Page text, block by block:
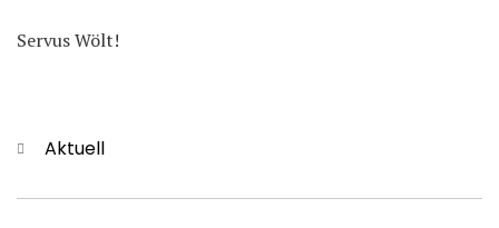
Servus Wölt!
Categories
Aktuell